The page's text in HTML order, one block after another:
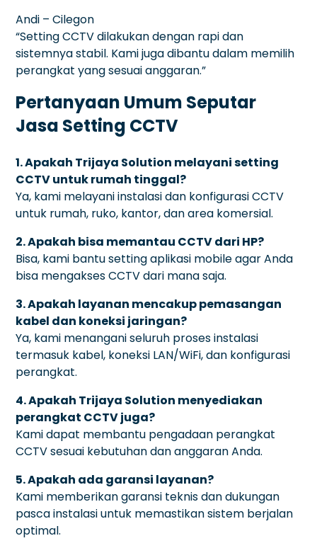
Andi – Cilegon
“Setting CCTV dilakukan dengan rapi dan
sistemnya stabil. Kami juga dibantu dalam memilih
perangkat yang sesuai anggaran.”
Pertanyaan Umum Seputar
Jasa Setting CCTV
1. Apakah Trijaya Solution melayani setting
CCTV untuk rumah tinggal?
Ya, kami melayani instalasi dan konfigurasi CCTV
untuk rumah, ruko, kantor, dan area komersial.
2. Apakah bisa memantau CCTV dari HP?
Bisa, kami bantu setting aplikasi mobile agar Anda
bisa mengakses CCTV dari mana saja.
3. Apakah layanan mencakup pemasangan
kabel dan koneksi jaringan?
Ya, kami menangani seluruh proses instalasi
termasuk kabel, koneksi LAN/WiFi, dan konfigurasi
perangkat.
4. Apakah Trijaya Solution menyediakan
perangkat CCTV juga?
Kami dapat membantu pengadaan perangkat
CCTV sesuai kebutuhan dan anggaran Anda.
5. Apakah ada garansi layanan?
Kami memberikan garansi teknis dan dukungan
pasca instalasi untuk memastikan sistem berjalan
optimal.